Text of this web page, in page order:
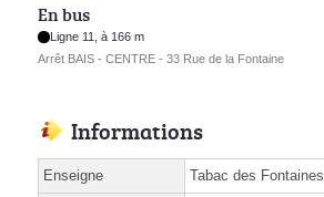
En bus
Ligne 11, à 166 m
Arrêt BAIS - CENTRE - 33 Rue de la Fontaine
Informations
Enseigne Tabac des Fontaines